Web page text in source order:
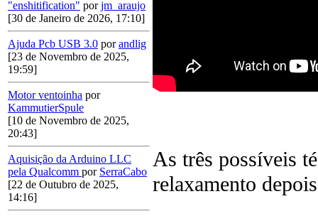
"enshitification" porjm_araujo
[30 de Janeiro de 2026, 17:10]
Ajuda Pcb USB 3.0 porandlig
[23 de Novembro de 2025,
19:59]
Motor ventoinha por
KammutierSpule
[10 de Novembro de 2025,
20:43]
Aquisição da Arduino LLC
pela Qualcomm por SerraCabo
[22 de Outubro de 2025,
14:16]
As três possíveis
relaxamento